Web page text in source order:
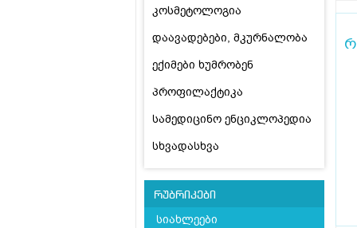
კოსმეტოლოგია
დაავადებები, მკურნალობა
ექიმები ხუმრობენ
პროფილაქტიკა
სამედიცინო ენციკლოპედია
სხვადასხვა
რუბრიკები
სიახლეები